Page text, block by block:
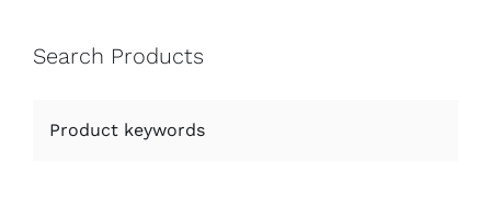
Search Products